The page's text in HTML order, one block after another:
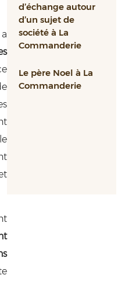
d’échange autour
d’un sujet de
société à La
Commanderie
Le père Noel à La
Commanderie